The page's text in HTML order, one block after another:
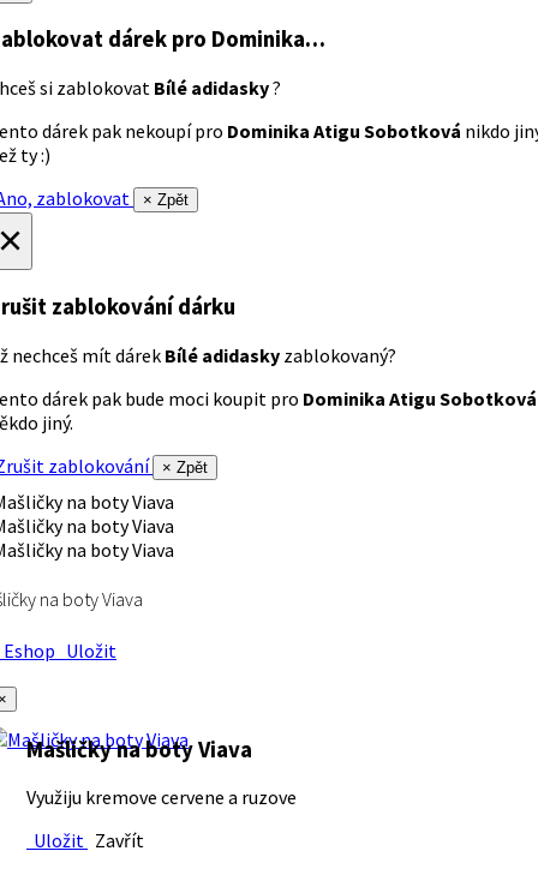
dárek pro Dominika…
si zablokovat Bílé adidasky?
dárek pak nekoupí pro Dominika Atigu Sobotková nikdo
ty :)
zablokovat
× Zpět
zablokování dárku
nechceš mít dárek Bílé adidasky zablokovaný?
dárek pak bude moci koupit pro Dominika Atigu Sobotková
jiný.
zablokování
× Zpět
na boty Viava
Uložit
Mašličky na boty Viava
Využiju kremove cervene a ruzove
Uložit Zavřít